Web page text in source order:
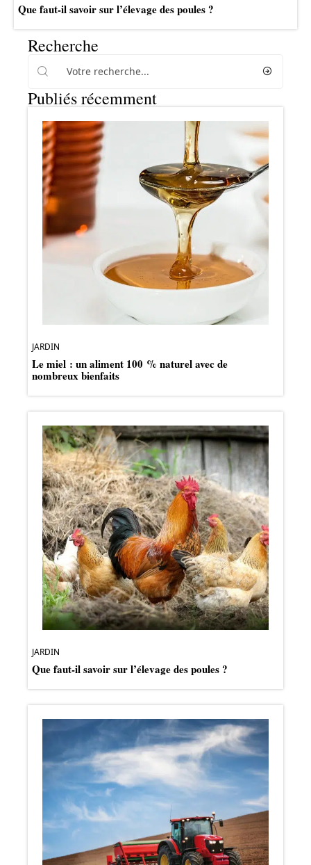
Que faut-il savoir sur l’élevage des poules ?
Recherche
Publiés récemment
JARDIN
Le miel : un aliment 100 % naturel avec de
nombreux bienfaits
JARDIN
Que faut-il savoir sur l’élevage des poules ?